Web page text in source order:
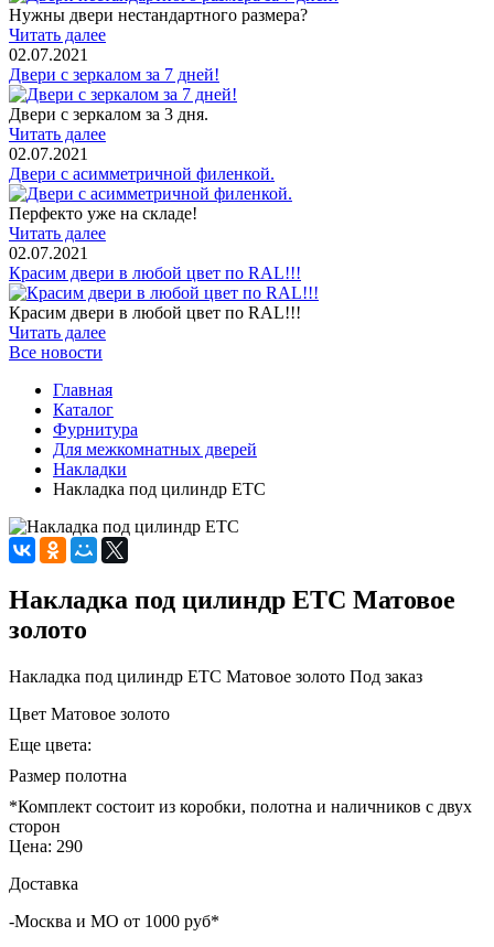
Нужны двери нестандартного размера?
Читать далее
02.07.2021
Двери с зеркалом за 7 дней!
Двери с зеркалом за 3 дня.
Читать далее
02.07.2021
Двери с асимметричной филенкой.
Перфекто уже на складе!
Читать далее
02.07.2021
Красим двери в любой цвет по RAL!!!
Красим двери в любой цвет по RAL!!!
Читать далее
Все новости
Главная
Каталог
Фурнитура
Для межкомнатных дверей
Накладки
Накладка под цилиндр ETC
Накладка под цилиндр ETC Матовое
золото
Накладка под цилиндр ETC Матовое золото Под заказ
Цвет Матовое золото
Еще цвета:
Размер полотна
*Комплект состоит из коробки, полотна и наличников с двух
сторон
Цена: 290
Доставка
-Москва и МО от 1000 руб*